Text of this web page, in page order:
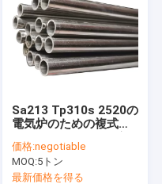
Sa213 Tp310s 2520の
電気炉のための複式ア
の管1000mm
価格:negotiable
MOQ:5トン
最新価格を得る